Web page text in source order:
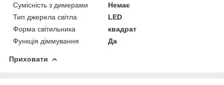
Сумісність з димерами
Немає
Тип джерела світла
LED
Форма світильника
квадрат
Функція діммування
Да
Приховати